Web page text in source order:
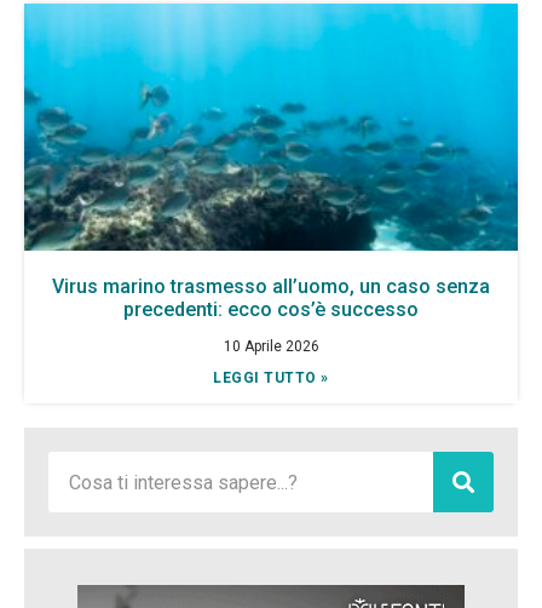
Virus marino trasmesso all’uomo, un caso senza
precedenti: ecco cos’è successo
10 Aprile 2026
LEGGI TUTTO »